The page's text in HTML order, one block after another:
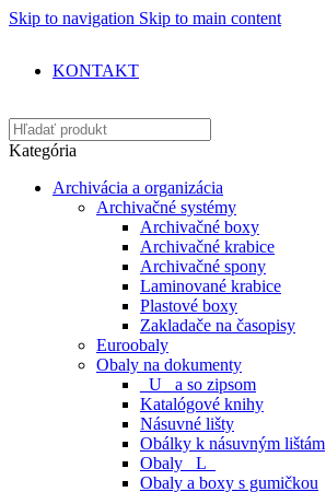
Skip to navigation Skip to main content
KONTAKT
Kategória
Archivácia a organizácia
Archivačné systémy
Archivačné boxy
Archivačné krabice
Archivačné spony
Laminované krabice
Plastové boxy
Zakladače na časopisy
Euroobaly
Obaly na dokumenty
_U_ a so zipsom
Katalógové knihy
Násuvné lišty
Obálky k násuvným lištám
Obaly _L_
Obaly a boxy s gumičkou